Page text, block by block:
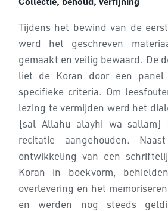
Tijdens het bewind van de
werd het geschreven
gemaakt en veilig bewaard. De
liet de Koran door een panel
specifieke criteria. Om
lezing te vermijden werd het
[sal Allahu alayhi wa sallam]
recitatie aangehouden.
ontwikkeling van een
Koran in boekvorm,
overlevering en het
en werden nog steeds